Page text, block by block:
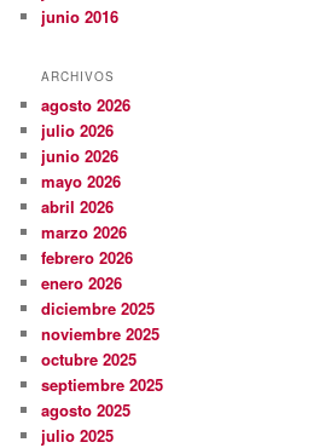
junio 2016
ARCHIVOS
agosto 2026
julio 2026
junio 2026
mayo 2026
abril 2026
marzo 2026
febrero 2026
enero 2026
diciembre 2025
noviembre 2025
octubre 2025
septiembre 2025
agosto 2025
julio 2025